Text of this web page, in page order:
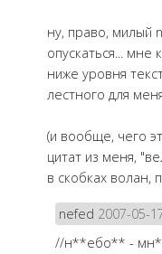
ну, право, милый
опускаться... мне
ниже уровня
лестного для
(и вообще, чего
цитат из меня,
в скобках волан,
nefed 2007-05-
//н**ебо** -